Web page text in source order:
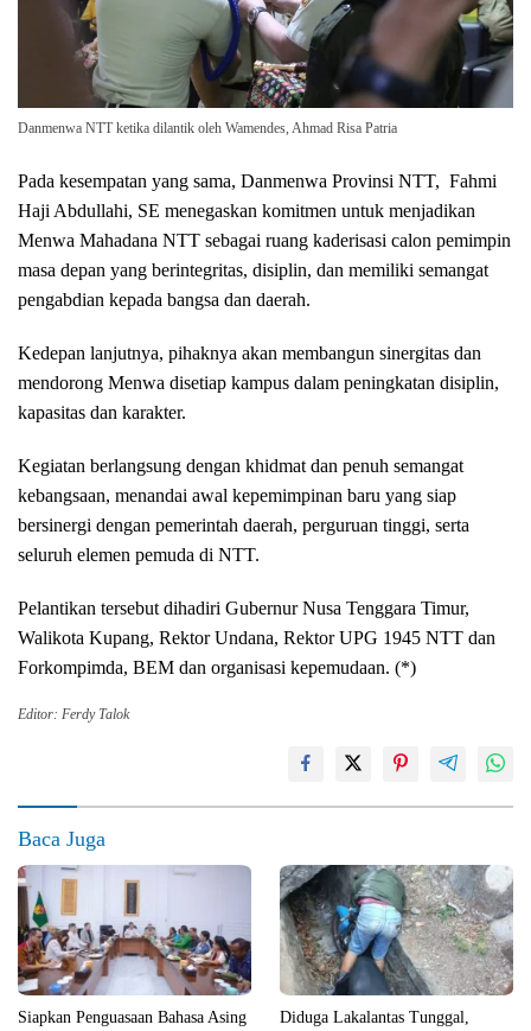
Danmenwa NTT ketika dilantik oleh Wamendes, Ahmad Risa Patria
Pada kesempatan yang sama, Danmenwa Provinsi NTT, Fahmi
Haji Abdullahi, SE menegaskan komitmen untuk menjadikan
Menwa Mahadana NTT sebagai ruang kaderisasi calon pemimpin
masa depan yang berintegritas, disiplin, dan memiliki semangat
pengabdian kepada bangsa dan daerah.
Kedepan lanjutnya, pihaknya akan membangun sinergitas dan
mendorong Menwa disetiap kampus dalam peningkatan disiplin,
kapasitas dan karakter.
Kegiatan berlangsung dengan khidmat dan penuh semangat
kebangsaan, menandai awal kepemimpinan baru yang siap
bersinergi dengan pemerintah daerah, perguruan tinggi, serta
seluruh elemen pemuda di NTT.
Pelantikan tersebut dihadiri Gubernur Nusa Tenggara Timur,
Walikota Kupang, Rektor Undana, Rektor UPG 1945 NTT dan
Forkompimda, BEM dan organisasi kepemudaan. (*)
Editor: Ferdy Talok
Baca Juga
Siapkan Penguasaan Bahasa Asing
Diduga Lakalantas Tunggal,